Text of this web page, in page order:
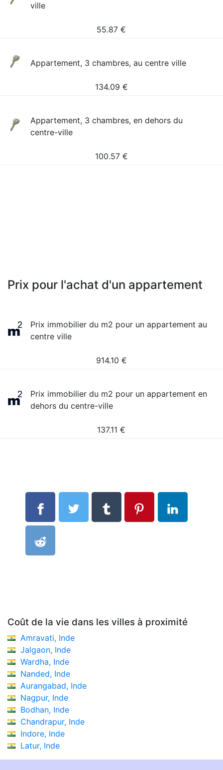
ville
55.87 €
Appartement, 3 chambres, au centre ville
134.09 €
Appartement, 3 chambres, en dehors du
centre-ville
100.57 €
Prix pour l'achat d'un appartement
Prix immobilier du m2 pour un appartement au
centre ville
914.10 €
Prix immobilier du m2 pour un appartement en
dehors du centre-ville
137.11 €
Coût de la vie dans les villes à proximité
Amravati, Inde
Jalgaon, Inde
Wardha, Inde
Nanded, Inde
Aurangabad, Inde
Nagpur, Inde
Bodhan, Inde
Chandrapur, Inde
Indore, Inde
Latur, Inde